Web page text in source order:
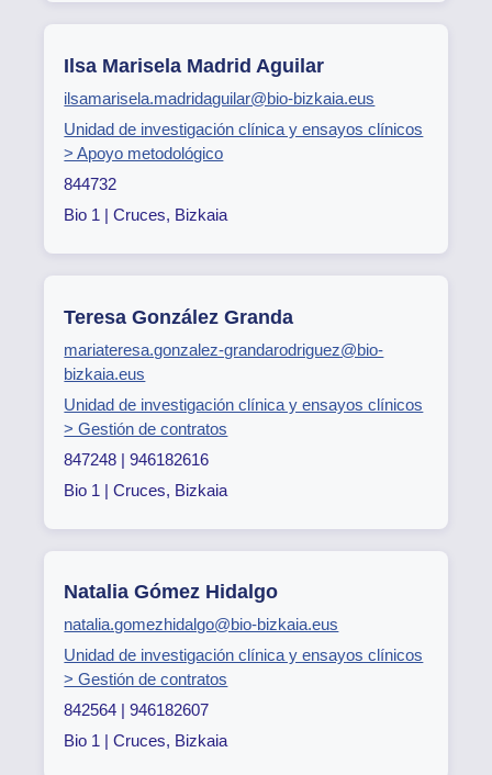
Ilsa Marisela Madrid Aguilar
ilsamarisela.madridaguilar@bio-bizkaia.eus
Unidad de investigación clínica y ensayos clínicos
> Apoyo metodológico
844732
Bio 1 | Cruces, Bizkaia
Teresa González Granda
mariateresa.gonzalez-grandarodriguez@bio-
bizkaia.eus
Unidad de investigación clínica y ensayos clínicos
> Gestión de contratos
847248 | 946182616
Bio 1 | Cruces, Bizkaia
Natalia Gómez Hidalgo
natalia.gomezhidalgo@bio-bizkaia.eus
Unidad de investigación clínica y ensayos clínicos
> Gestión de contratos
842564 | 946182607
Bio 1 | Cruces, Bizkaia